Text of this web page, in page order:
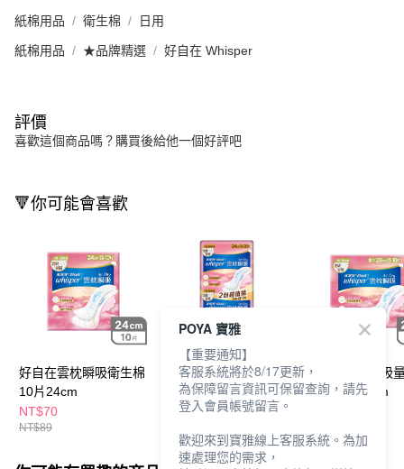
紙棉用品 衛生棉 日用
紙棉用品 ★品牌精選 好自在 Whisper
評價
喜歡這個商品嗎？購買後給他一個好評吧
🔻你可能會喜歡
好自在雲枕瞬吸衛生棉
10片24cm
NT$70
NT$89
好自在雲枕瞬吸衛生棉
組包10片2入24cm
NT$109
好自在雲枕瞬吸
生棉10片28cm
POYA 寶雅
【重要通知】
客服系統將於8/17更新，
為保障留言資訊可保留查詢，請先
登入會員帳號留言。
歡迎來到寶雅線上客服系統。為加
速處理您的需求，